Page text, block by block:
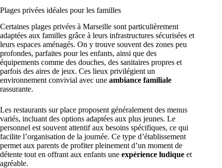
Plages privées idéales pour les familles
Certaines plages privées à Marseille sont particulièrement
adaptées aux familles grâce à leurs infrastructures sécurisées et
leurs espaces aménagés. On y trouve souvent des zones peu
profondes, parfaites pour les enfants, ainsi que des
équipements comme des douches, des sanitaires propres et
parfois des aires de jeux. Ces lieux privilégient un
environnement convivial avec une ambiance familiale
rassurante.
Les restaurants sur place proposent généralement des menus
variés, incluant des options adaptées aux plus jeunes. Le
personnel est souvent attentif aux besoins spécifiques, ce qui
facilite l’organisation de la journée. Ce type d’établissement
permet aux parents de profiter pleinement d’un moment de
détente tout en offrant aux enfants une expérience ludique et
agréable.